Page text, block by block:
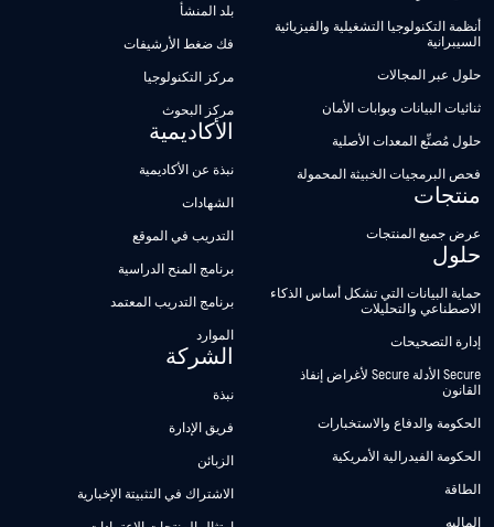
أنظمة التكنولوجيا التشغيلية والفيزيائية
السيبرانية
حلول عبر المجالات
ثنائيات البيانات وبوابات الأمان
حلول مُصنِّع المعدات الأصلية
فحص البرمجيات الخبيثة المحمولة
منتجات
عرض جميع المنتجات
حلول
حماية البيانات التي تشكل أساس الذكاء
الاصطناعي والتحليلات
إدارة التصحيحات
Secure الأدلة Secure لأغراض إنفاذ
القانون
الحكومة والدفاع والاستخبارات
الحكومة الفيدرالية الأمريكية
الطاقة
الماليه
بلد المنشأ
فك ضغط الأرشيفات
مركز التكنولوجيا
مركز البحوث
الأكاديمية
نبذة عن الأكاديمية
الشهادات
التدريب في الموقع
برنامج المنح الدراسية
برنامج التدريب المعتمد
الموارد
الشركة
نبذة
فريق الإدارة
الزبائن
الاشتراك في التثبيتة الإخبارية